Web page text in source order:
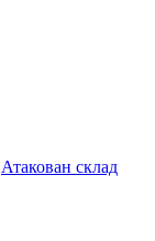
Атакован склад